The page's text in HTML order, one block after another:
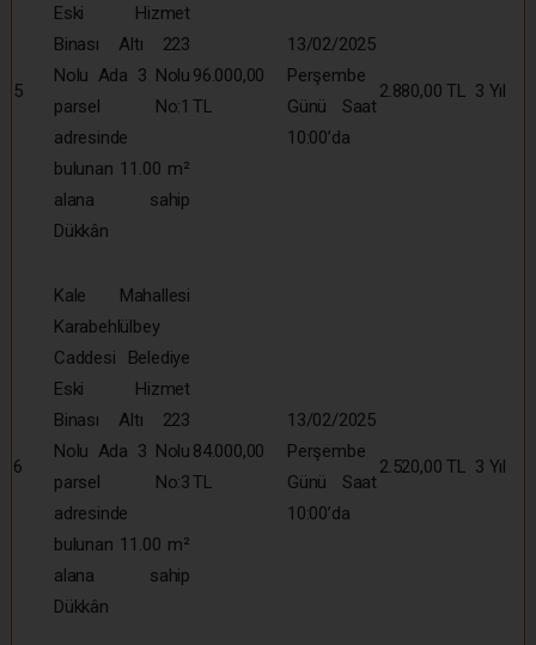
5
Eski Hizmet
Binası Altı 223
Nolu Ada 3 Nolu
parsel No:1
adresinde
bulunan 11.00 m²
alana sahip
Dükkân
96.000,00
TL
13/02/2025
Perşembe
Günü Saat
10:00’da
2.880,00 TL 3 Yıl
6
Kale Mahallesi
Karabehlülbey
Caddesi Belediye
Eski Hizmet
Binası Altı 223
Nolu Ada 3 Nolu
parsel No:3
adresinde
bulunan 11.00 m²
alana sahip
Dükkân
84.000,00
TL
13/02/2025
Perşembe
Günü Saat
10:00’da
2.520,00 TL 3 Yıl